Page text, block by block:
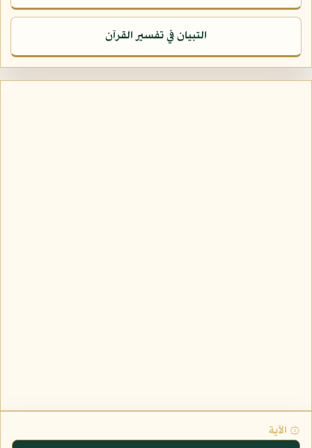
التبيان في تفسير القرآن
۞ الآية